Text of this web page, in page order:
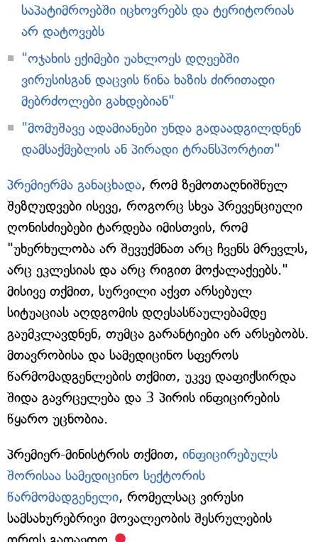
საპატიმროებში იცხოვრებს და ტერიტორიას
არ დატოვებს
"ოჯახის ექიმები უახლოეს დღეებში
ვირუსისგან დაცვის წინა ხაზის ძირითადი
მებრძოლები გახდებიან"
"მომუშავე ადამიანები უნდა გადაადგილდნენ
დამსაქმებლის ან პირადი ტრანსპორტით"
პრემიერმა განაცხადა, რომ ზემოთაღნიშნულ
შეზღუდვები ისევე, როგორც სხვა პრევენციული
ღონისძიებები ტარდება იმისთვის, რომ
"უხერხულობა არ შევუქმნათ არც ჩვენს მრევლს,
არც ეკლესიას და არც რიგით მოქალაქეებს."
მისივე თქმით, სურვილი აქვთ არსებულ
სიტუაციას აღდგომის დღესასწაულებამდე
გაუმკლავდნენ, თუმცა გარანტიები არ არსებობს.
მთავრობისა და სამედიცინო სფეროს
წარმომადგენლების თქმით, უკვე დაფიქსირდა
შიდა გავრცელება და 3 პირის ინფიცირების
წყარო უცნობია.
პრემიერ-მინისტრის თქმით, ინფიცირებულს
შორისაა სამედიცინო სექტორის
წარმომადგენელი, რომელსაც ვირუსი
სამსახურებრივი მოვალეობის შესრულების